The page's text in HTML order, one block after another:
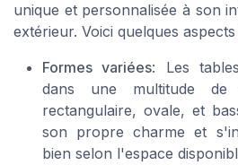
unique et personnalisée à son
extérieur. Voici quelques
Formes variées: Les
dans une multitude de
rectangulaire, ovale, et
son propre charme et
bien selon l'espace